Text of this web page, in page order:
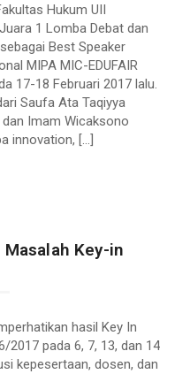
Hukum UII
1 Lomba Debat dan
Best Speaker
MIPA MIC-EDUFAIR
17-18 Februari 2017 lalu.
Saufa Ata Taqiyya
Imam Wicaksono
innovation, […]
Key-in
hasil Key In
2017 pada 6, 7, 13, dan 14
kepesertaan, dosen, dan